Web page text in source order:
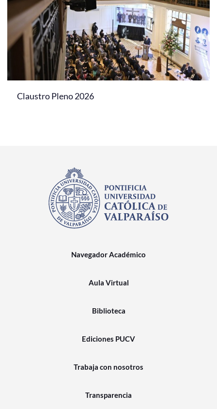
Claustro Pleno 2026
Navegador Académico
Aula Virtual
Biblioteca
Ediciones PUCV
Trabaja con nosotros
Transparencia